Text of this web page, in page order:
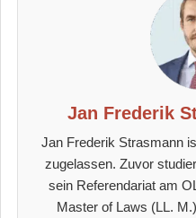
Jan Frederik
Jan Frederik Strasmann
zugelassen. Zuvor
sein Referendariat am
Master of Laws (LL.